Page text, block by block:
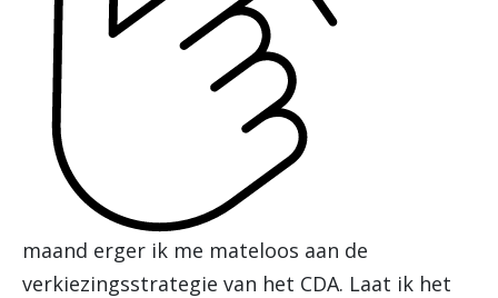
maand erger ik me mateloos aan de
verkiezingsstrategie van het CDA. Laat ik het